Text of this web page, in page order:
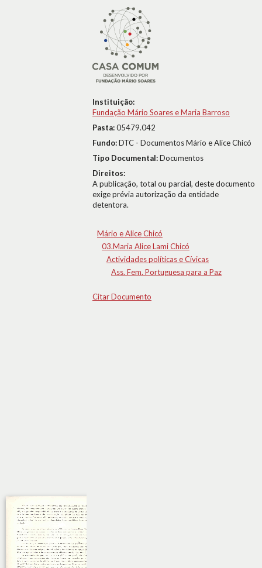
Instituição:
Fundação Mário Soares e Maria Barroso
Pasta:05479.042
Fundo:DTC - Documentos Mário e Alice Chicó
Tipo Documental:Documentos
Direitos:
A publicação, total ou parcial, deste documento
exige prévia autorização da entidade
detentora.
Mário e Alice Chicó
03.Maria Alice Lami Chicó
Actividades políticas e Cívicas
Ass. Fem. Portuguesa para a Paz
Citar Documento